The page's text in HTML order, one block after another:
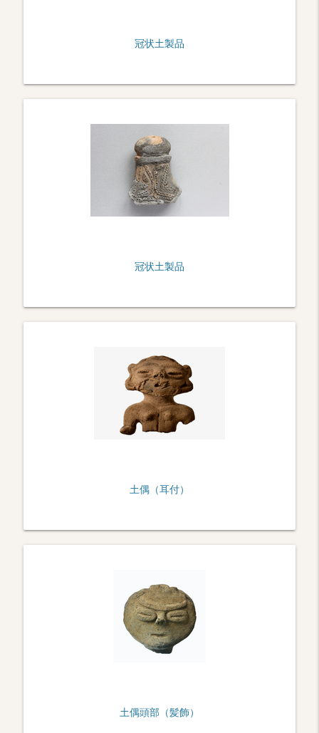
冠状土製品
冠状土製品
土偶（耳付）
土偶頭部（髪飾）